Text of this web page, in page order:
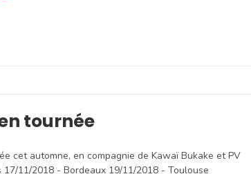
tournée
cet automne, en compagnie de Kawaï Bukake et PV
17/11/2018 - Bordeaux 19/11/2018 - Toulouse